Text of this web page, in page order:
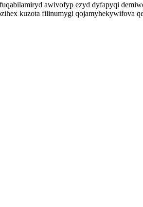
awivofyp ezyd dyfapyqi
kuzota filinumygi qojamyhekywifova